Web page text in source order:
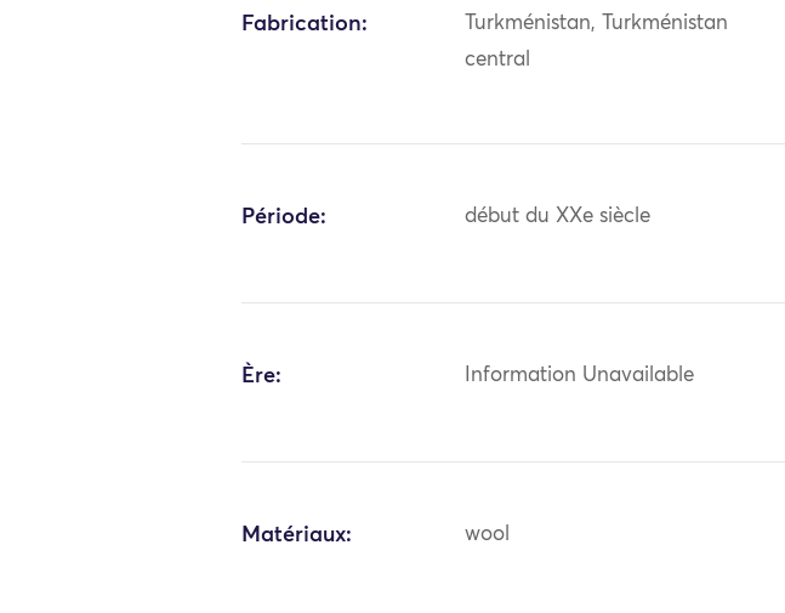
Fabrication:
Turkménistan, Turkménistan
central
Période: début du XXe siècle
Ère: Information Unavailable
Matériaux: wool